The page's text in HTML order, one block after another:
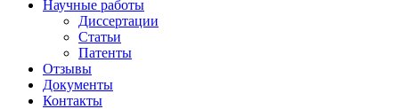
Научные работы
Диссертации
Статьи
Патенты
Отзывы
Документы
Контакты